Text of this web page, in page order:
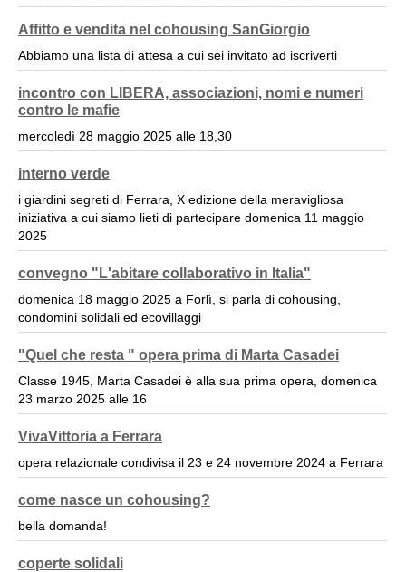
Affitto e vendita nel cohousing SanGiorgio
Abbiamo una lista di attesa a cui sei invitato ad iscriverti
incontro con LIBERA, associazioni, nomi e numeri
contro le mafie
mercoledì 28 maggio 2025 alle 18,30
interno verde
i giardini segreti di Ferrara, X edizione della meravigliosa
iniziativa a cui siamo lieti di partecipare domenica 11 maggio
2025
convegno "L'abitare collaborativo in Italia"
domenica 18 maggio 2025 a Forlì, si parla di cohousing,
condomini solidali ed ecovillaggi
"Quel che resta " opera prima di Marta Casadei
Classe 1945, Marta Casadei è alla sua prima opera, domenica
23 marzo 2025 alle 16
VivaVittoria a Ferrara
opera relazionale condivisa il 23 e 24 novembre 2024 a Ferrara
come nasce un cohousing?
bella domanda!
coperte solidali